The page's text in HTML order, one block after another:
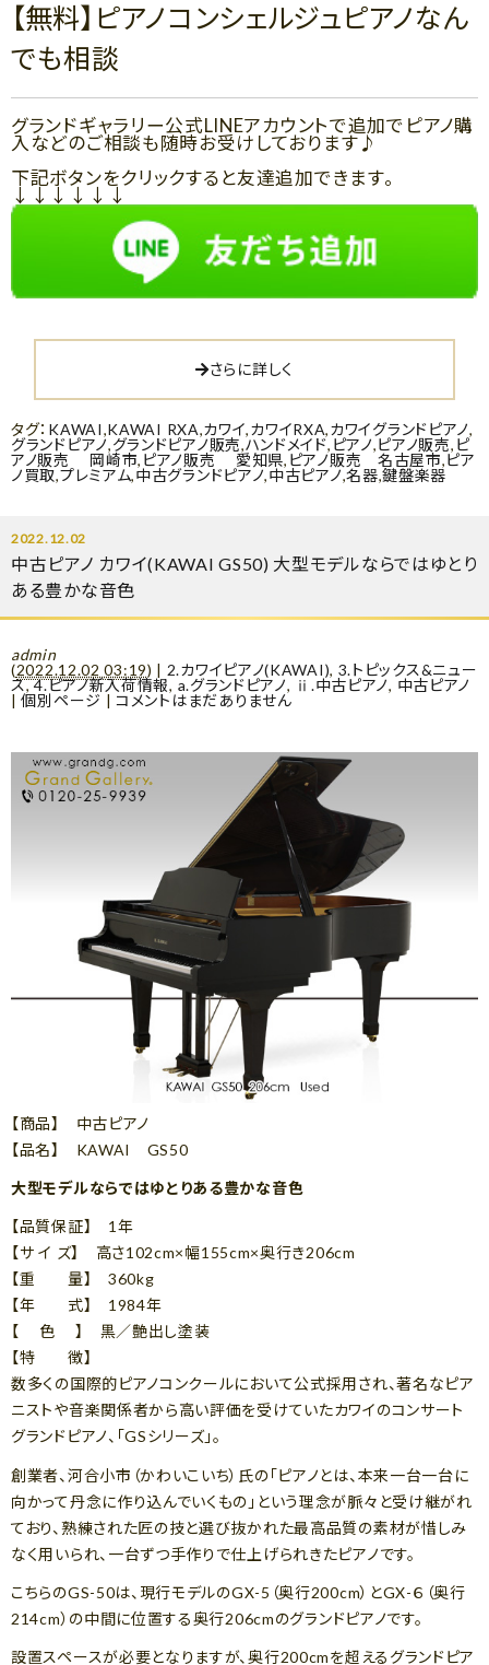
【無料】ピアノコンシェルジュピアノなん
でも相談
グランドギャラリー公式LINEアカウントで追加でピアノ購
入などのご相談も随時お受けしております♪
下記ボタンをクリックすると友達追加できます。
↓↓↓↓↓↓
さらに詳しく
タグ： KAWAI,KAWAI RXA,カワイ,カワイRXA,カワイグランドピアノ,
グランドピアノ,グランドピアノ販売,ハンドメイド, ピアノ,ピアノ販売, ピ
アノ販売 岡崎市, ピアノ販売 愛知県, ピアノ販売 名古屋市,ピア
ノ買取,プレミアム,中古グランドピアノ,中古ピアノ,名器,鍵盤楽器
2022.12.02
中古ピアノ カワイ(KAWAI GS50) 大型モデルならではゆとり
ある豊かな音色
admin
(2022.12.02 03:19) | 2.カワイピアノ(KAWAI), 3.トピックス&ニュー
ス,4.ピアノ新入荷情報, a.グランドピアノ, ⅱ.中古ピアノ, 中古ピアノ
|個別ページ |コメントはまだありません
【商品】 中古ピアノ
【品名】 KAWAI GS50
大型モデルならではゆとりある豊かな音色
【品質保証】 1年
【サ イ ズ】 高さ102cm×幅155cm×奥行き206cm
【重 量】 360kg
【年 式】 1984年
【 色 】 黒／艶出し塗装
【特 徴】
数多くの国際的ピアノコンクールにおいて公式採用され、著名なピア
ニストや音楽関係者から高い評価を受けていたカワイのコンサート
グランドピアノ、「GSシリーズ」。
創業者、河合小市（かわいこいち）氏の「ピアノとは、本来一台一台に
向かって丹念に作り込んでいくもの」という理念が脈々と受け継がれ
ており、熟練された匠の技と選び抜かれた最高品質の素材が惜しみ
なく用いられ、一台ずつ手作りで仕上げられきたピアノです。
こちらのGS-50は、現行モデルのGX-5（奥行200cm）とGX-６（奥行
214cm）の中間に位置する奥行206cmのグランドピアノです。
設置スペースが必要となりますが、奥行200cmを超えるグランドピア